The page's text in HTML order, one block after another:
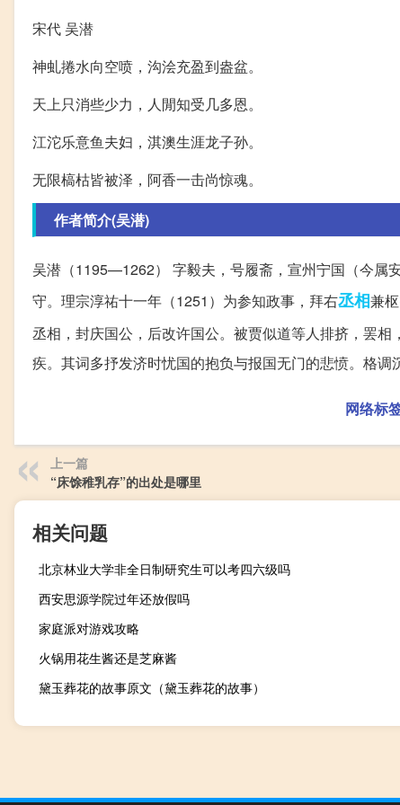
宋代 吴潜
神虬捲水向空喷，沟浍充盈到盎盆。
天上只消些少力，人閒知受几多恩。
江沱乐意鱼夫妇，淇澳生涯龙子孙。
无限槁枯皆被泽，阿香一击尚惊魂。
作者简介(吴潜)
吴潜（1195—1262） 字毅夫，号履斋，宣州宁国（今属
守。理宗淳祐十一年（1251）为参知政事，拜右丞相兼
丞相，封庆国公，后改许国公。被贾似道等人排挤，罢相
疾。其词多抒发济时忧国的抱负与报国无门的悲愤。格调
网络标
上一篇
“床馀稚乳存”的出处是哪里
相关问题
北京林业大学非全日制研究生可以考四六级吗
西安思源学院过年还放假吗
家庭派对游戏攻略
火锅用花生酱还是芝麻酱
黛玉葬花的故事原文（黛玉葬花的故事）